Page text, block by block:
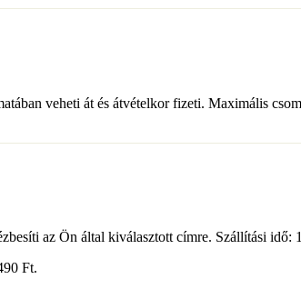
veheti át és átvételkor fizeti. Maximális
az Ön által kiválasztott címre. Szállítási idő:
Ft.